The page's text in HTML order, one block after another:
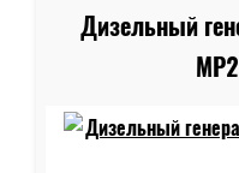
Дизельный